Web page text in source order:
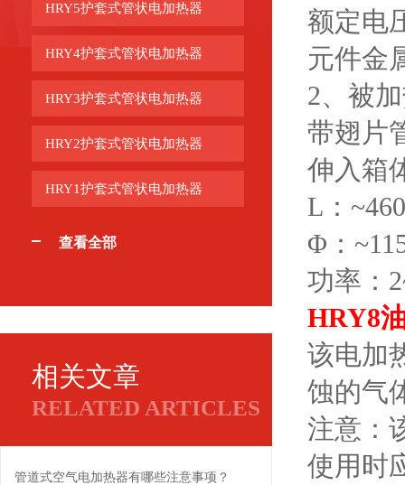
HRY5护套式管状电加热器
HRY4护套式管状电加热器
HRY3护套式管状电加热器
HRY2护套式管状电加热器
HRY1护套式管状电加热器
查看全部
相关文章
RELATED ARTICLES
管道式空气电加热器有哪些注意事项？
额定
元件
2、
带翅片
伸入
L：
Φ：
功率：
HRY8
该电加
蚀的气
注意：
使用时